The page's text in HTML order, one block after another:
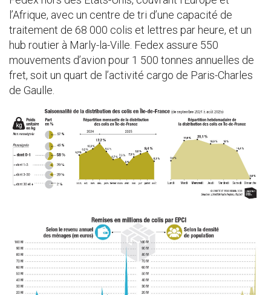
l’Afrique, avec un centre de tri d’une capacité de
traitement de 68 000 colis et lettres par heure, et un
hub routier à Marly-la-Ville. Fedex assure 550
mouvements d’avion pour 1 500 tonnes annuelles de
fret, soit un quart de l’activité cargo de Paris-Charles
de Gaulle.